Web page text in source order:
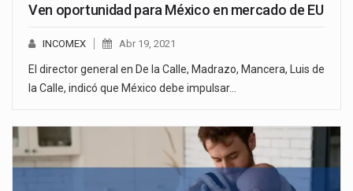
Ven oportunidad para México en mercado de EU
INCOMEX Abr 19, 2021
El director general en De la Calle, Madrazo, Mancera, Luis de
la Calle, indicó que México debe impulsar…